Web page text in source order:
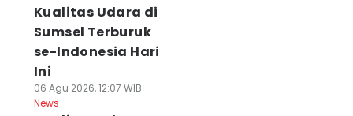
Kualitas Udara di
Sumsel Terburuk
se-Indonesia Hari
Ini
06 Agu 2026, 12:07 WIB
News